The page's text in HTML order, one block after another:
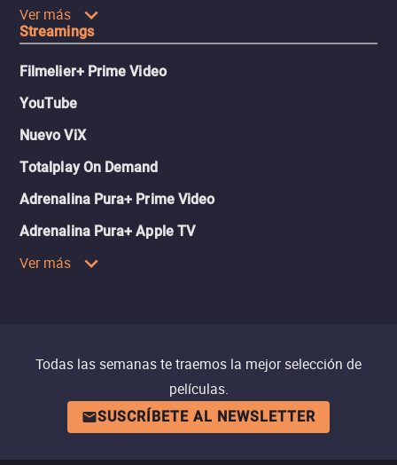
Ver más
Streamings
Filmelier+ Prime Video
YouTube
Nuevo ViX
Totalplay On Demand
Adrenalina Pura+ Prime Video
Adrenalina Pura+ Apple TV
Ver más
Todas las semanas te traemos la mejor selección de
películas.
SUSCRÍBETE AL NEWSLETTER